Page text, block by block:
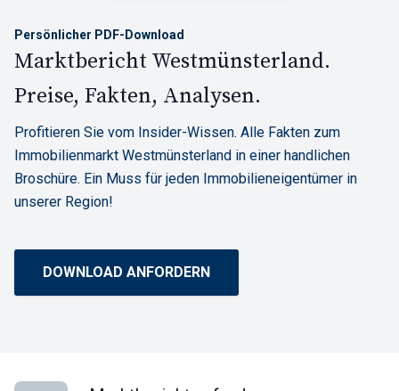
Persönlicher PDF-Download
Marktbericht Westmünsterland.
Preise, Fakten, Analysen.
Profitieren Sie vom Insider-Wissen. Alle Fakten zum
Immobilienmarkt Westmünsterland in einer handlichen
Broschüre. Ein Muss für jeden Immobilieneigentümer in
unserer Region!
DOWNLOAD ANFORDERN